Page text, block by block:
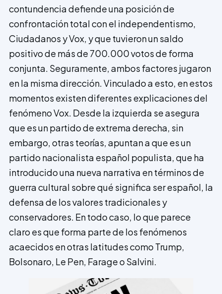
contundencia defiende una posición de
confrontación total con el independentismo,
Ciudadanos y Vox, y que tuvieron un saldo
positivo de más de 700.000 votos de forma
conjunta. Seguramente, ambos factores jugaron
en la misma dirección. Vinculado a esto, en estos
momentos existen diferentes explicaciones del
fenómeno Vox. Desde la izquierda se asegura
que es un partido de extrema derecha, sin
embargo, otras teorías, apuntan a que es un
partido nacionalista español populista, que ha
introducido una nueva narrativa en términos de
guerra cultural sobre qué significa ser español, la
defensa de los valores tradicionales y
conservadores. En todo caso, lo que parece
claro es que forma parte de los fenómenos
acaecidos en otras latitudes como Trump,
Bolsonaro, Le Pen, Farage o Salvini.